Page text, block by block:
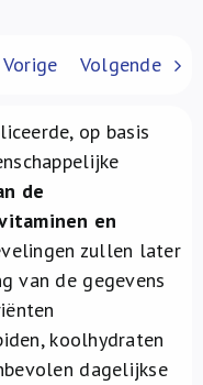
Vorige Volgende
op basis
de
en
zullen later
van de gegevens
koolhydraten
dagelijkse